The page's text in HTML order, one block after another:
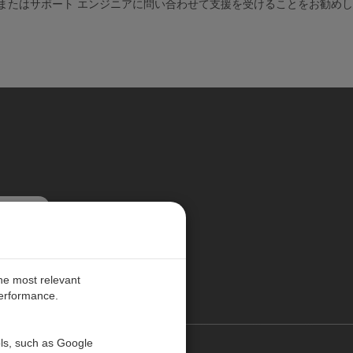
はサポート エンジニアに問い合わせて支援を受けることをお勧め
most relevant
such as Google